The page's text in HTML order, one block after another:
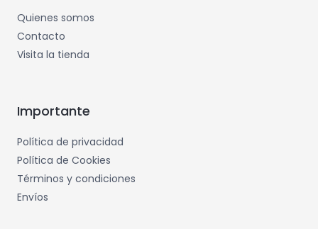
Quienes somos
Contacto
Visita la tienda
Importante
Política de privacidad
Política de Cookies
Términos y condiciones
Envíos